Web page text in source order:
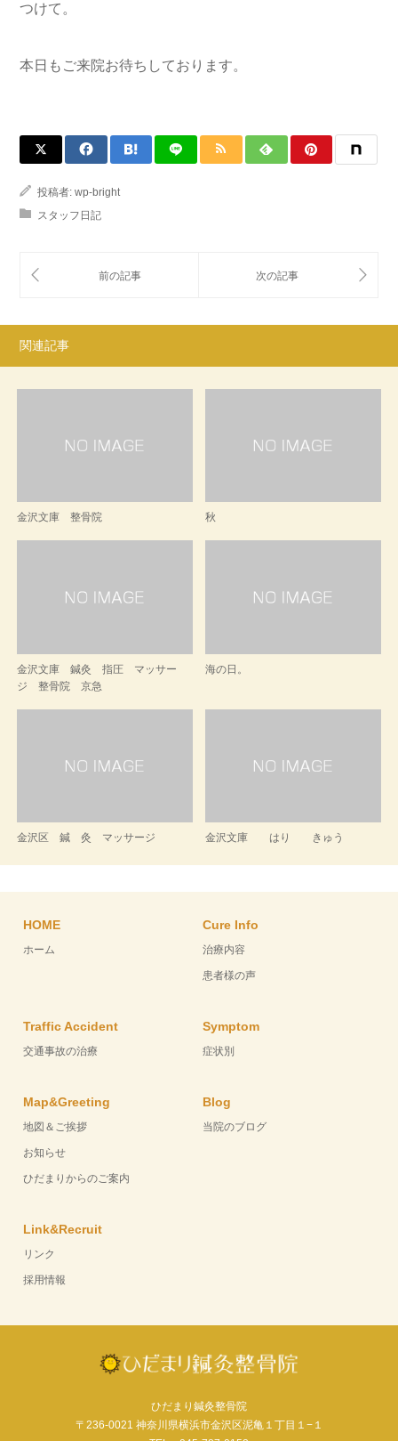
つけて。
本日もご来院お待ちしております。
投稿者: wp-bright
スタッフ日記
関連記事
金沢文庫 整骨院 秋
金沢文庫 鍼灸 指圧 マッサー
ジ 整骨院 京急
海の日。
金沢区 鍼 灸 マッサージ 金沢文庫 はり きゅう
HOME
ホーム
Cure Info
治療内容
患者様の声
Traffic Accident
交通事故の治療
Symptom
症状別
Map&Greeting
地図＆ご挨拶
お知らせ
ひだまりからのご案内
Blog
当院のブログ
Link&Recruit
リンク
採用情報
ひだまり鍼灸整骨院
〒236-0021 神奈川県横浜市金沢区泥亀１丁目１−１